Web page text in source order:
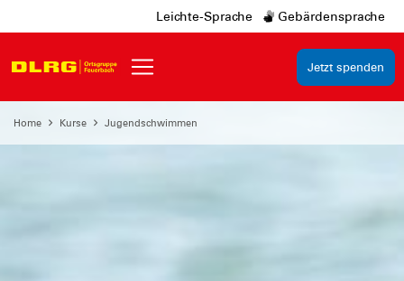
Leichte-Sprache Gebärdensprache
Jetzt spenden
Home Kurse Jugendschwimmen